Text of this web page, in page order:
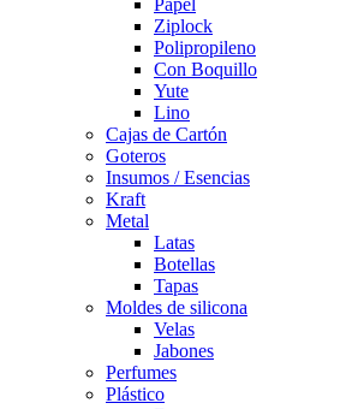
Papel
Ziplock
Polipropileno
Con Boquillo
Yute
Lino
Cajas de Cartón
Goteros
Insumos / Esencias
Kraft
Metal
Latas
Botellas
Tapas
Moldes de silicona
Velas
Jabones
Perfumes
Plástico